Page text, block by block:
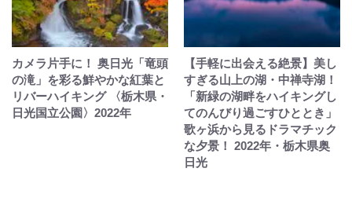
カメラ片手に！ 奥日光「竜頭
の滝」を彩る鮮やかな紅葉と
リバーハイキング 〈栃木県・
日光国立公園〉2022年
【手軽に出会える絶景】美し
すぎる山上の湖・中禅寺湖！
「新緑の湖畔をハイキングし
てのんびり過ごすひととき」
歌ヶ浜から見るドラマチック
な夕景！ 2022年・栃木県奥
日光